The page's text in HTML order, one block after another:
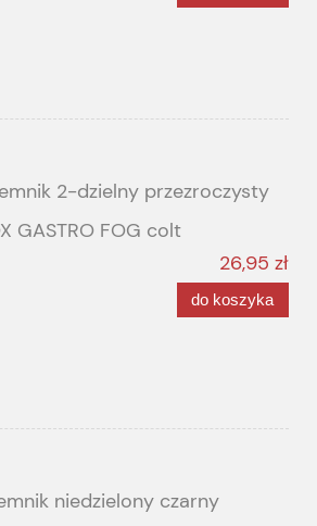
2-dzielny przezroczysty
GASTRO FOG colt
26,95 zł
do koszyka
niedzielony czarny